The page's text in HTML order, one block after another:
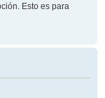
Esto es para